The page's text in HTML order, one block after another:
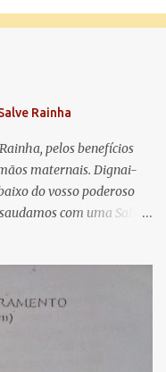
Rainha
pelos benefícios
maternais. Dignai-
do vosso poderoso
com uma Salve
vossos olhos
desterro, mostrai-nos
clemente, ó piedosa, ó
Santa Mãe de Deus.